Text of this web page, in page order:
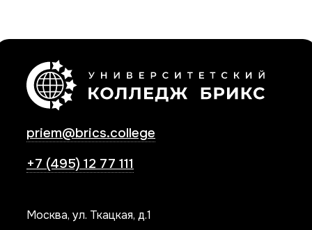
priem@brics.college
+7 (495) 12 77 111
Москва, ул. Ткацкая, д.1